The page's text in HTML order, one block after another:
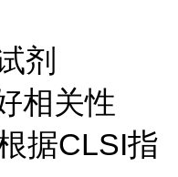
剂
相关性
据CLSI指